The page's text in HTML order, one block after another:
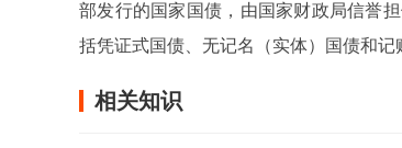
部发行的国家国债，由国家财政局信誉
括凭证式国债、无记名（实体）国债和
相关知识